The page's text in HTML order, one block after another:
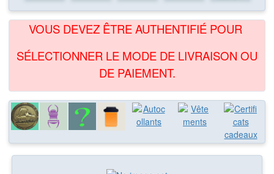
VOUS DEVEZ ÊTRE AUTHENTIFIÉ POUR
SÉLECTIONNER LE MODE DE LIVRAISON OU
DE PAIEMENT.